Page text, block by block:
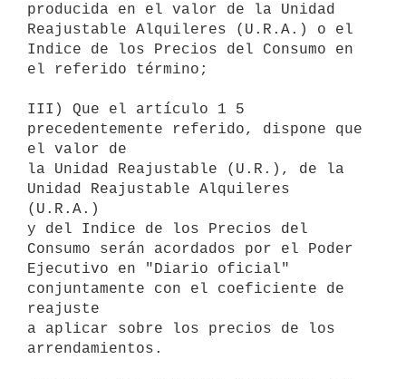
producida en el valor de la Unidad
Reajustable Alquileres (U.R.A.) o el
Indice de los Precios del Consumo en
el referido término;
III) Que el artículo 1 5
precedentemente referido, dispone que
el valor de
la Unidad Reajustable (U.R.), de la
Unidad Reajustable Alquileres
(U.R.A.)
y del Indice de los Precios del
Consumo serán acordados por el Poder
Ejecutivo en "Diario oficial"
conjuntamente con el coeficiente de
reajuste
a aplicar sobre los precios de los
arrendamientos.